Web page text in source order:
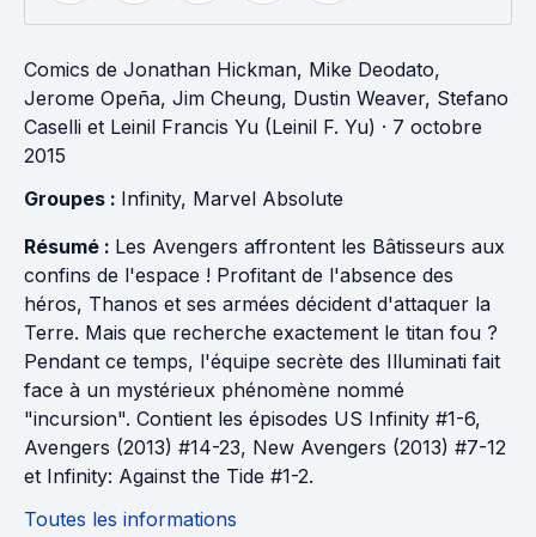
Comics de Jonathan Hickman, Mike Deodato,
Jerome Opeña, Jim Cheung, Dustin Weaver, Stefano
Caselli et Leinil Francis Yu (Leinil F. Yu) · 7 octobre
2015
Groupes : Infinity, Marvel Absolute
Résumé : Les Avengers affrontent les Bâtisseurs aux
confins de l'espace ! Profitant de l'absence des
héros, Thanos et ses armées décident d'attaquer la
Terre. Mais que recherche exactement le titan fou ?
Pendant ce temps, l'équipe secrète des Illuminati fait
face à un mystérieux phénomène nommé
"incursion". Contient les épisodes US Infinity #1-6,
Avengers (2013) #14-23, New Avengers (2013) #7-12
et Infinity: Against the Tide #1-2.
Toutes les informations